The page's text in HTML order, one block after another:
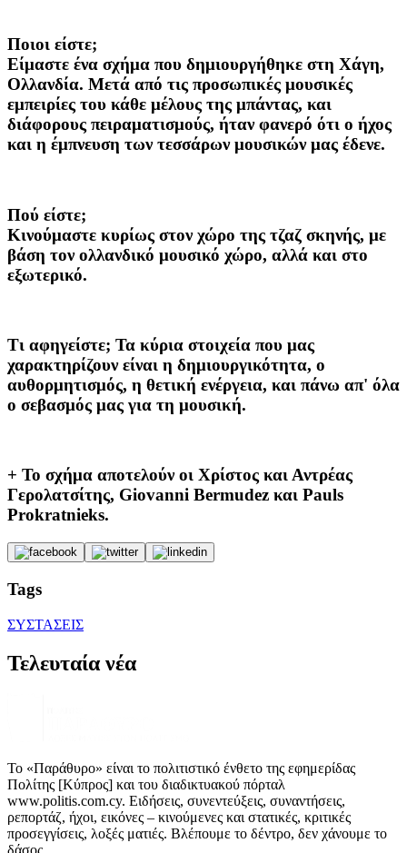
Ποιοι είστε;
Είμαστε ένα σχήμα που δημιουργήθηκε στη Χάγη,
Ολλανδία. Μετά από τις προσωπικές μουσικές
εμπειρίες του κάθε μέλους της μπάντας, και
διάφορους πειραματισμούς, ήταν φανερό ότι ο ήχος
και η έμπνευση των τεσσάρων μουσικών μας έδενε.
Πού είστε;
Κινούμαστε κυρίως στον χώρο της τζαζ σκηνής, με
βάση τον ολλανδικό μουσικό χώρο, αλλά και στο
εξωτερικό.
Τι αφηγείστε; Τα κύρια στοιχεία που μας
χαρακτηρίζουν είναι η δημιουργικότητα, ο
αυθορμητισμός, η θετική ενέργεια, και πάνω απ' όλα
ο σεβασμός μας για τη μουσική.
+ Το σχήμα αποτελούν οι Χρίστος και Αντρέας
Γερολατσίτης, Giovanni Bermudez και Pauls
Prokratnieks.
Tags
ΣΥΣΤΑΣΕΙΣ
Τελευταία νέα
Το «Παράθυρο» είναι το πολιτιστικό ένθετο της εφημερίδας
Πολίτης [Κύπρος] και του διαδικτυακού πόρταλ
www.politis.com.cy. Ειδήσεις, συνεντεύξεις, συναντήσεις,
ρεπορτάζ, ήχοι, εικόνες – κινούμενες και στατικές, κριτικές
προσεγγίσεις, λοξές ματιές. Βλέπουμε το δέντρο, δεν χάνουμε το